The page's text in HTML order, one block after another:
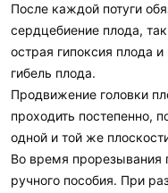
После каждой потуги
сердцебиение плода,
острая гипоксия плода
гибель плода.
Продвижение головки
проходить постепенно,
одной и той же
Во время прорезывания
ручного пособия. При